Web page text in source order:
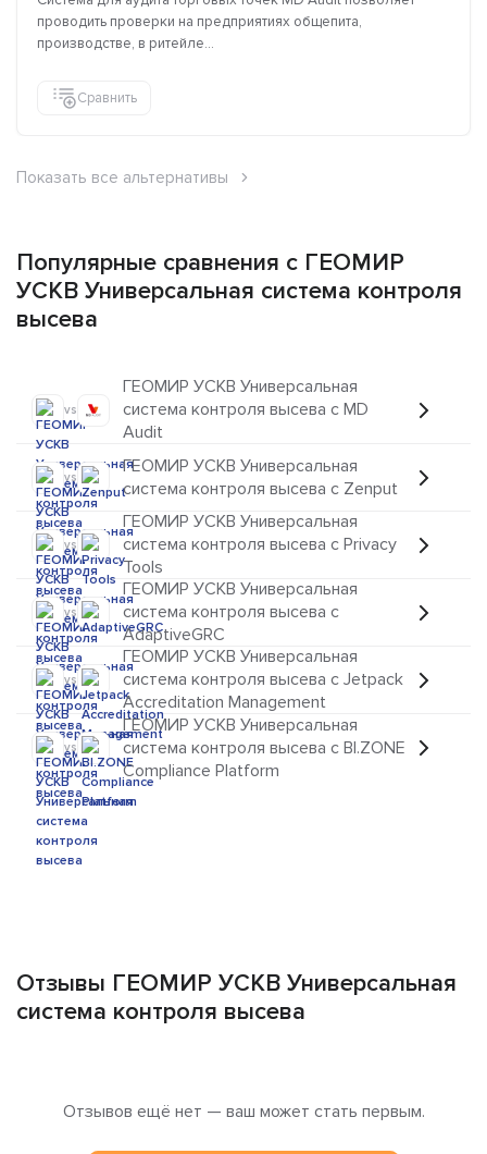
проводить проверки на предприятиях общепита,
производстве, в ритейле...
Сравнить
Показать все альтернативы
Популярные сравнения с ГЕОМИР
УСКВ Универсальная система контроля
высева
vs
ГЕОМИР УСКВ Универсальная
система контроля высева с MD
Audit
vs
ГЕОМИР УСКВ Универсальная
система контроля высева с Zenput
vs
ГЕОМИР УСКВ Универсальная
система контроля высева с Privacy
Tools
vs
ГЕОМИР УСКВ Универсальная
система контроля высева с
AdaptiveGRC
vs
ГЕОМИР УСКВ Универсальная
система контроля высева с Jetpack
Accreditation Management
vs
ГЕОМИР УСКВ Универсальная
система контроля высева с BI.ZONE
Compliance Platform
Отзывы ГЕОМИР УСКВ Универсальная
система контроля высева
Отзывов ещё нет — ваш может стать первым.